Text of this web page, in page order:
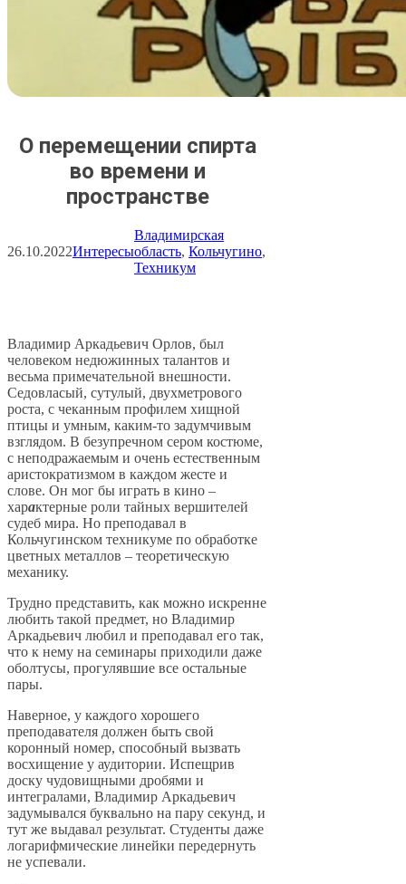
О перемещении спирта
во времени и
пространстве
26.10.2022Интересы
Владимирская
область, Кольчугино
Техникум
Владимир Аркадьевич Орлов, был
человеком недюжинных талантов и
весьма примечательной внешности.
Седовласый, сутулый, двухметрового
роста, с чеканным профилем хищной
птицы и умным, каким-то задумчивым
взглядом. В безупречном сером костюме,
с неподражаемым и очень естественным
аристократизмом в каждом жесте и
слове. Он мог бы играть в кино –
характерные роли тайных вершителей
судеб мира. Но преподавал в
Кольчугинском техникуме по обработке
цветных металлов – теоретическую
механику.
Трудно представить, как можно искренне
любить такой предмет, но Владимир
Аркадьевич любил и преподавал его так,
что к нему на семинары приходили даже
оболтусы, прогулявшие все остальные
пары.
Наверное, у каждого хорошего
преподавателя должен быть свой
коронный номер, способный вызвать
восхищение у аудитории. Испещрив
доску чудовищными дробями и
интегралами, Владимир Аркадьевич
задумывался буквально на пару секунд, и
тут же выдавал результат. Студенты даже
логарифмические линейки передернуть
не успевали.